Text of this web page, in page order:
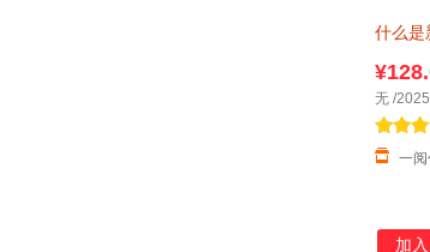
什么是
一
无 /
加